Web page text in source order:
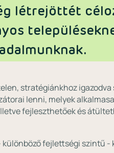
létrejöttét
stratégiánkhoz
lenni, melyek
fejleszthetőek és
különböző fejlettségi szintű